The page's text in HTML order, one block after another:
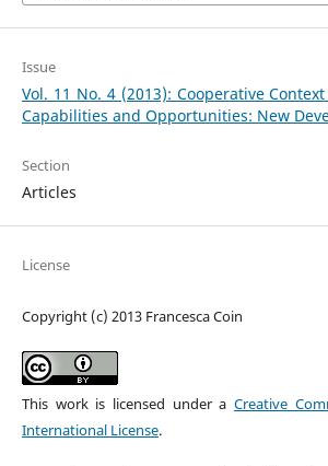
Issue
Vol. 11 No. 4 (2013): Cooperative
Capabilities and Opportunities: New
Section
Articles
License
Copyright (c) 2013 Francesca Coin
This work is licensed under aCreative
International License.